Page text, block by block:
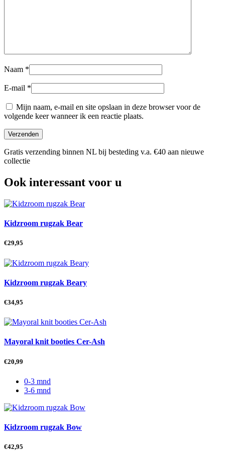
Naam *
E-mail *
Mijn naam, e-mail en site opslaan in deze browser voor de
volgende keer wanneer ik een reactie plaats.
Gratis verzending binnen NL bij besteding v.a. €40 aan nieuwe
collectie
Ook interessant voor u
Kidzroom rugzak Bear
€29,95
Kidzroom rugzak Beary
€34,95
Mayoral knit booties Cer-Ash
€20,99
0-3 mnd
3-6 mnd
Kidzroom rugzak Bow
€42,95